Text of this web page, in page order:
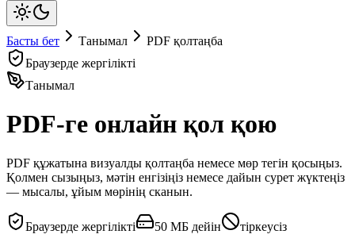
Басты бет Танымал
PDF қолтаңба
Браузерде жергілікті
Танымал
PDF-ге онлайн қол қою
PDF құжатына визуалды қолтаңба немесе мөр тегін қосыңыз.
Қолмен сызыңыз, мәтін енгізіңіз немесе дайын сурет жүктеңіз
— мысалы, ұйым мөрінің сканын.
Браузерде жергілікті 50 МБ дейін тіркеусіз